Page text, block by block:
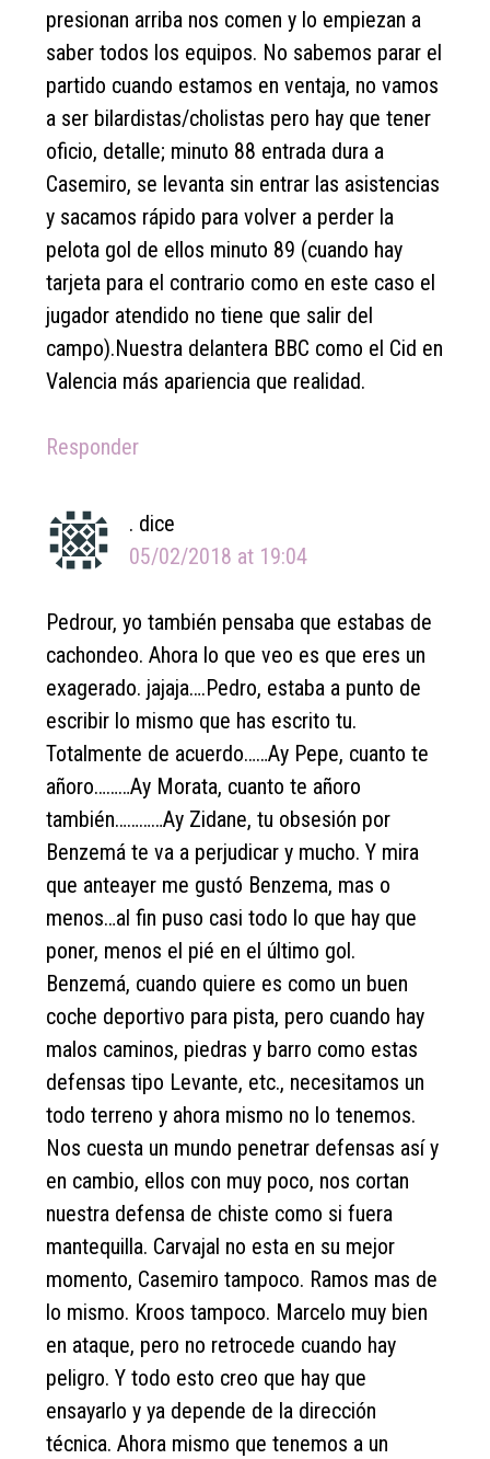
presionan arriba nos comen y lo empiezan a
saber todos los equipos. No sabemos parar el
partido cuando estamos en ventaja, no vamos
a ser bilardistas/cholistas pero hay que tener
oficio, detalle; minuto 88 entrada dura a
Casemiro, se levanta sin entrar las asistencias
y sacamos rápido para volver a perder la
pelota gol de ellos minuto 89 (cuando hay
tarjeta para el contrario como en este caso el
jugador atendido no tiene que salir del
campo).Nuestra delantera BBC como el Cid en
Valencia más apariencia que realidad.
Responder
. dice
05/02/2018 at 19:04
Pedrour, yo también pensaba que estabas de
cachondeo. Ahora lo que veo es que eres un
exagerado. jajaja….Pedro, estaba a punto de
escribir lo mismo que has escrito tu.
Totalmente de acuerdo……Ay Pepe, cuanto te
añoro………Ay Morata, cuanto te añoro
también…………Ay Zidane, tu obsesión por
Benzemá te va a perjudicar y mucho. Y mira
que anteayer me gustó Benzema, mas o
menos…al fin puso casi todo lo que hay que
poner, menos el pié en el último gol.
Benzemá, cuando quiere es como un buen
coche deportivo para pista, pero cuando hay
malos caminos, piedras y barro como estas
defensas tipo Levante, etc., necesitamos un
todo terreno y ahora mismo no lo tenemos.
Nos cuesta un mundo penetrar defensas así y
en cambio, ellos con muy poco, nos cortan
nuestra defensa de chiste como si fuera
mantequilla. Carvajal no esta en su mejor
momento, Casemiro tampoco. Ramos mas de
lo mismo. Kroos tampoco. Marcelo muy bien
en ataque, pero no retrocede cuando hay
peligro. Y todo esto creo que hay que
ensayarlo y ya depende de la dirección
técnica. Ahora mismo que tenemos a un